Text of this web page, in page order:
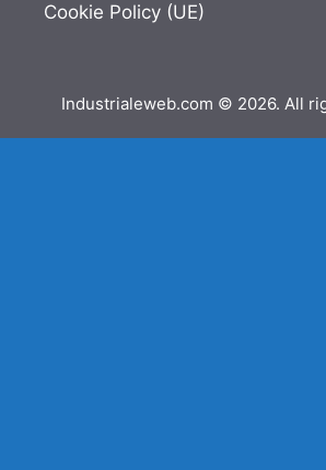
Cookie Policy (UE)
Industrialeweb.com © 2026. All